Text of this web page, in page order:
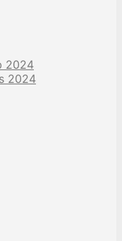
2024
2024